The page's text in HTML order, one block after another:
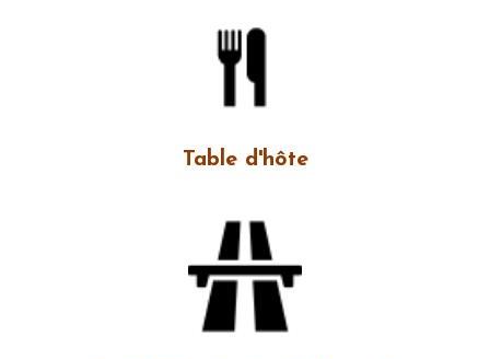
Table d'hôte